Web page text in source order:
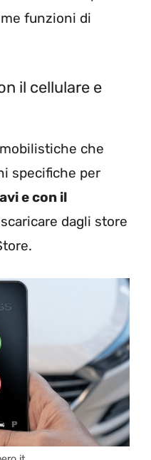
funzioni di
il cellulare e
che
specifiche per
e con il
dagli store